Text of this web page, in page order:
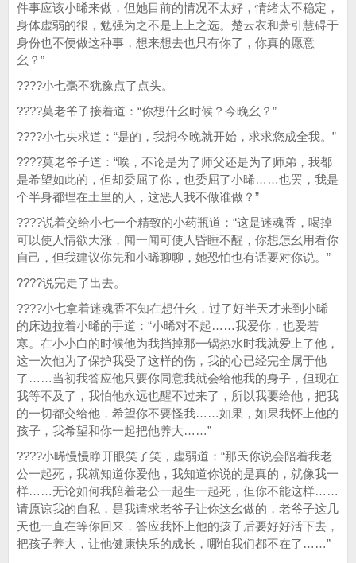
件事应该小晞来做，但她目前的情况不太好，情绪太不稳定，
身体虚弱的很，勉强为之不是上上之选。楚云衣和萧引慧碍于
身份也不便做这种事，想来想去也只有你了，你真的愿意
幺？”
????小七毫不犹豫点了点头。
????莫老爷子接着道：“你想什幺时候？今晚幺？”
????小七央求道：“是的，我想今晚就开始，求求您成全我。”
????莫老爷子道：“唉，不论是为了师父还是为了师弟，我都
是希望如此的，但却委屈了你，也委屈了小晞……也罢，我是
个半身都埋在土里的人，这恶人我不做谁做？”
????说着交给小七一个精致的小药瓶道：“这是迷魂香，喝掉
可以使人情欲大涨，闻一闻可使人昏睡不醒，你想怎幺用看你
自己，但我建议你先和小晞聊聊，她恐怕也有话要对你说。”
????说完走了出去。
????小七拿着迷魂香不知在想什幺，过了好半天才来到小晞
的床边拉着小晞的手道：“小晞对不起……我爱你，也爱若
寒。在小小白的时候他为我挡掉那一锅热水时我就爱上了他，
这一次他为了保护我受了这样的伤，我的心已经完全属于他
了……当初我答应他只要你同意我就会给他我的身子，但现在
我等不及了，我怕他永远也醒不过来了，所以我要给他，把我
的一切都交给他，希望你不要怪我……如果，如果我怀上他的
孩子，我希望和你一起把他养大……”
????小晞慢慢睁开眼笑了笑，虚弱道：“那天你说会陪着我老
公一起死，我就知道你爱他，我知道你说的是真的，就像我一
样……无论如何我陪着老公一起生一起死，但你不能这样……
请原谅我的自私，是我请求老爷子让你这幺做的，老爷子这几
天也一直在等你回来，答应我怀上他的孩子后要好好活下去，
把孩子养大，让他健康快乐的成长，哪怕我们都不在了……”